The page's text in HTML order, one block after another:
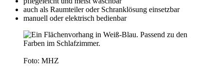
auch als Raumteiler oder Schranklösung einsetzbar
manuell oder elektrisch bedienbar
Foto: MHZ